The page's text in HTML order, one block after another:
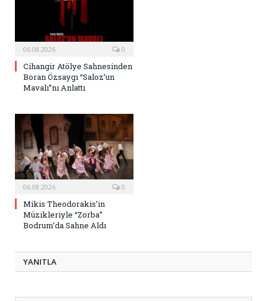
06.08.2026 0
Cihangir Atölye Sahnesinden
Boran Özsaygı “Saloz’un
Mavalı”nı Anlattı
06.08.2026 0
Mikis Theodorakis’in
Müzikleriyle “Zorba”
Bodrum’da Sahne Aldı
YANITLA